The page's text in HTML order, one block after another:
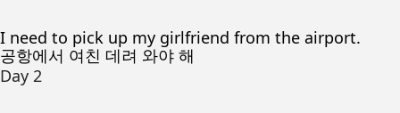
I need to pick up my girlfriend from the airport.
공항에서 여친 데려 와야 해
Day 2